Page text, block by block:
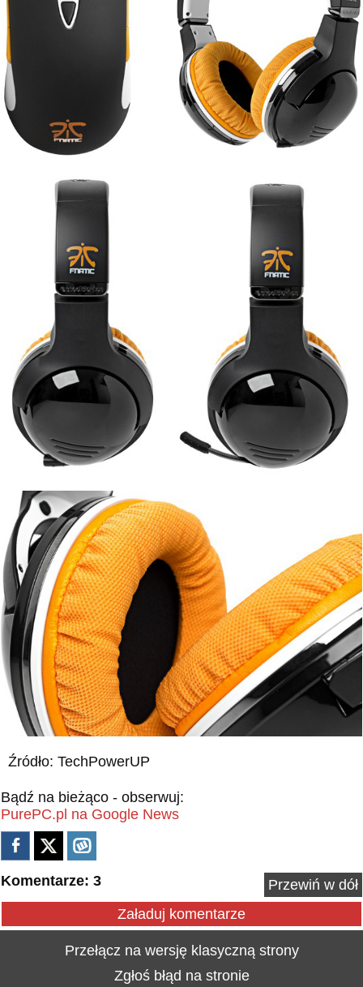
Źródło: TechPowerUP
Bądź na bieżąco - obserwuj:
PurePC.pl na Google News
Komentarze: 3
Przewiń w dół
Załaduj komentarze
Przełącz na wersję klasyczną strony
Zgłoś błąd na stronie